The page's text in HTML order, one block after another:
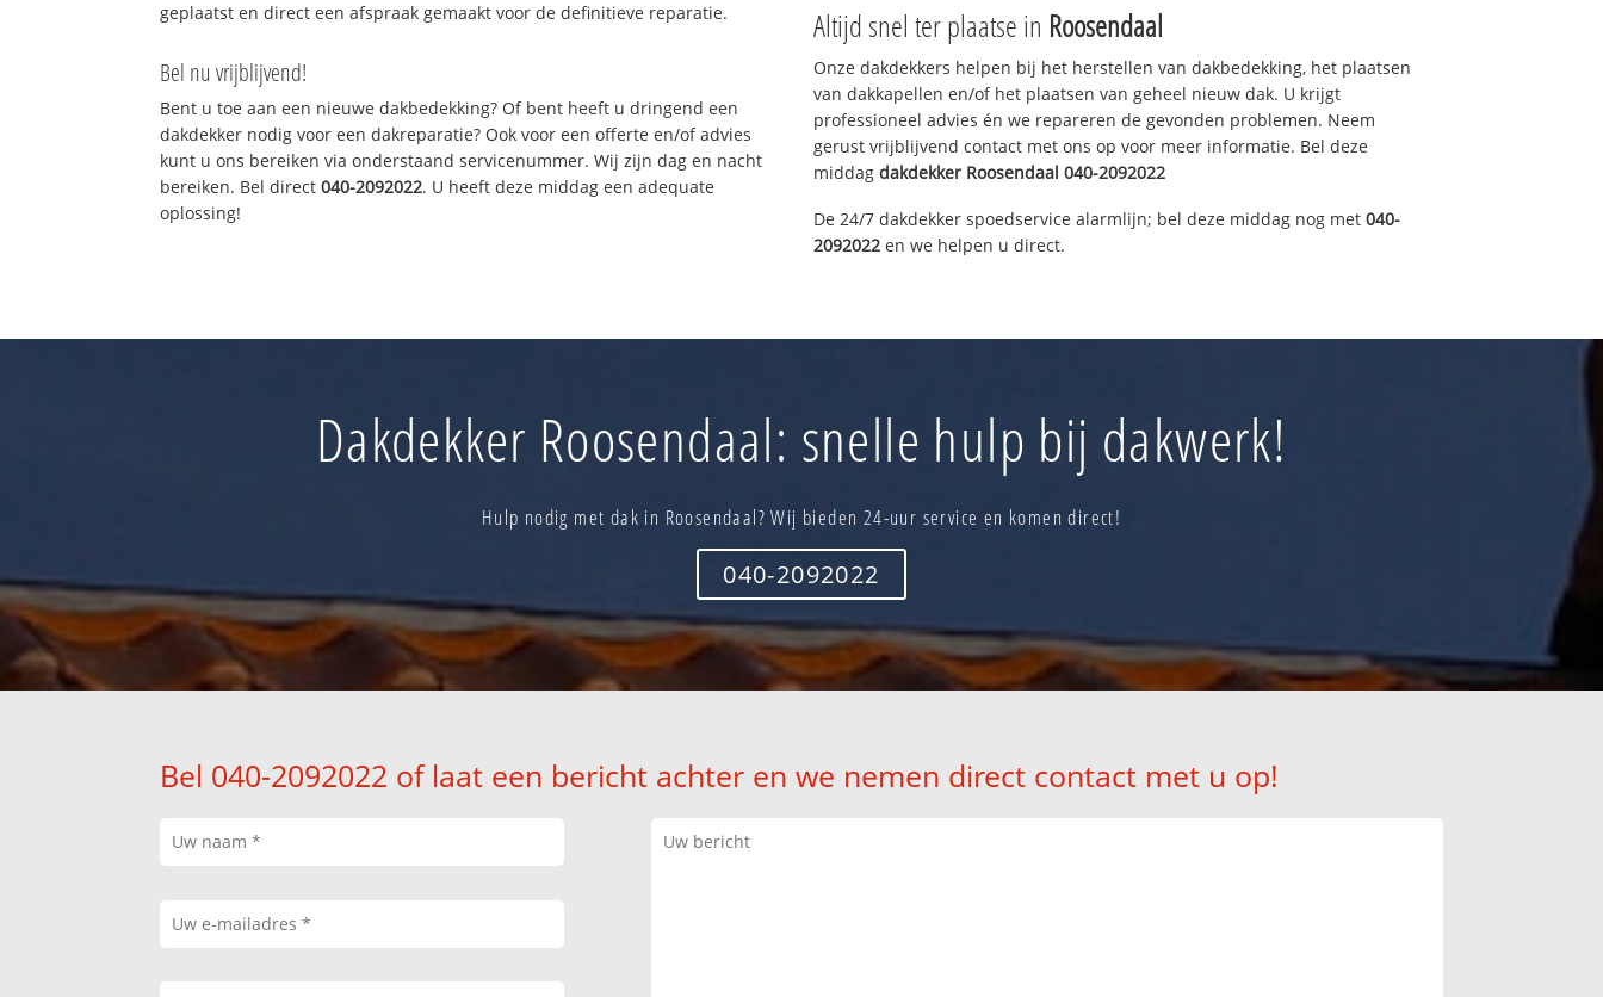
geplaatst en direct een afspraak gemaakt voor de definitieve reparatie.
Bel nu vrijblijvend!
Bent u toe aan een nieuwe dakbedekking? Of bent heeft u dringend een
dakdekker nodig voor een dakreparatie? Ook voor een offerte en/of advies
kunt u ons bereiken via onderstaand servicenummer. Wij zijn dag en nacht
bereiken. Bel direct040-2092022. U heeft deze middag een adequate
oplossing!
Altijd snel ter plaatse in Roosendaal
Onze dakdekkers helpen bij het herstellen van dakbedekking, het plaatsen
van dakkapellen en/of het plaatsen van geheel nieuw dak. U krijgt
professioneel advies én we repareren de gevonden problemen. Neem
gerust vrijblijvend contact met ons op voor meer informatie. Bel deze
middag dakdekker Roosendaal 040-2092022
De 24/7 dakdekker spoedservice alarmlijn; bel deze middag nog met 040-
2092022 en we helpen u direct.
Dakdekker Roosendaal: snelle hulp bij dakwerk!
Hulp nodig met dak in Roosendaal? Wij bieden 24-uur service en komen direct!
040-2092022
Bel 040-2092022 of laat een bericht achter en we nemen direct contact met u op!